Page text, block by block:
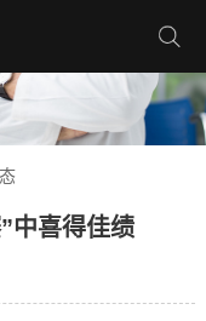
中喜得佳绩